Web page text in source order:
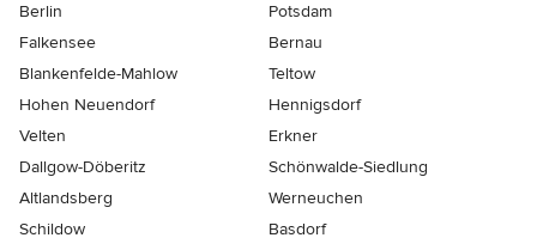
Berlin
Potsdam
Falkensee
Bernau
Blankenfelde-Mahlow
Teltow
Hohen Neuendorf
Hennigsdorf
Velten
Erkner
Dallgow-Döberitz
Schönwalde-Siedlung
Altlandsberg
Werneuchen
Schildow
Basdorf